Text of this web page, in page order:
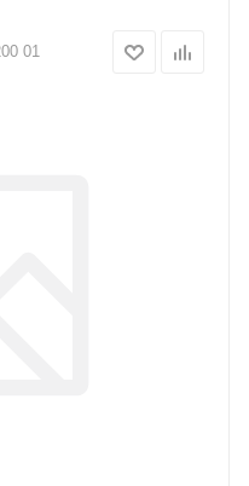
01